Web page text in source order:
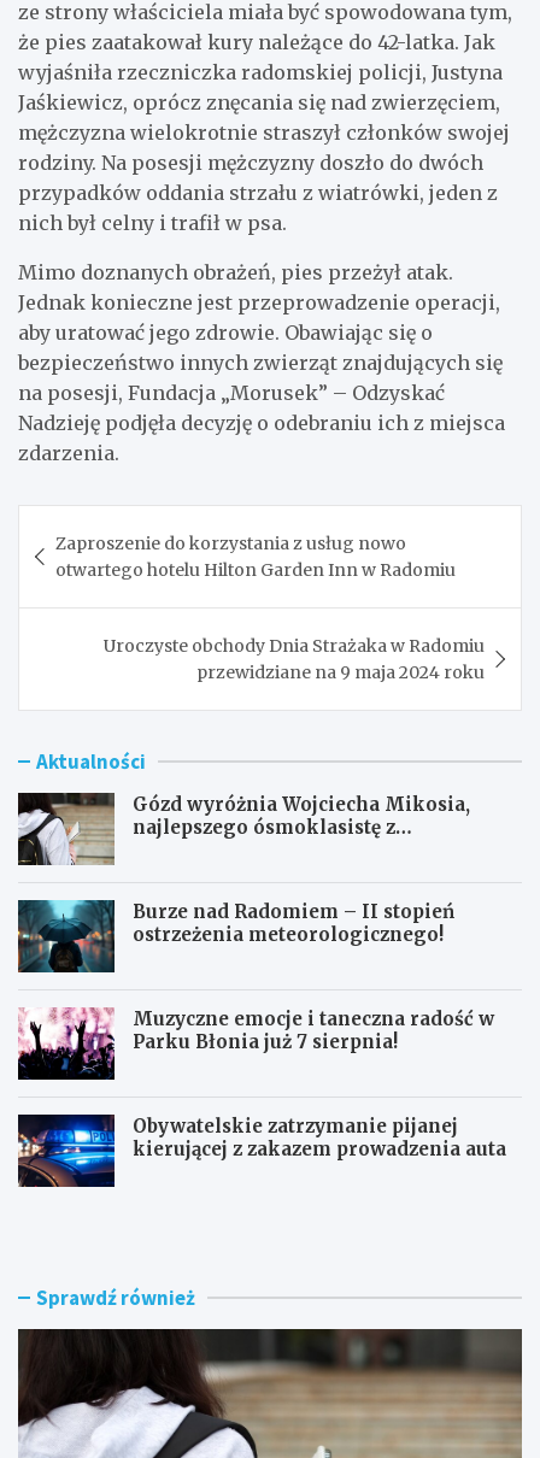
ze strony właściciela miała być spowodowana tym,
że pies zaatakował kury należące do 42-latka. Jak
wyjaśniła rzeczniczka radomskiej policji, Justyna
Jaśkiewicz, oprócz znęcania się nad zwierzęciem,
mężczyzna wielokrotnie straszył członków swojej
rodziny. Na posesji mężczyzny doszło do dwóch
przypadków oddania strzału z wiatrówki, jeden z
nich był celny i trafił w psa.
Mimo doznanych obrażeń, pies przeżył atak.
Jednak konieczne jest przeprowadzenie operacji,
aby uratować jego zdrowie. Obawiając się o
bezpieczeństwo innych zwierząt znajdujących się
na posesji, Fundacja „Morusek” – Odzyskać
Nadzieję podjęła decyzję o odebraniu ich z miejsca
zdarzenia.
wpisu
Zaproszenie do korzystania z usług nowo
otwartego hotelu Hilton Garden Inn w Radomiu
Uroczyste obchody Dnia Strażaka w Radomiu
przewidziane na 9 maja 2024 roku
Aktualności
Gózd wyróżnia Wojciecha Mikosia,
najlepszego ósmoklasistę z
Burze nad Radomiem – II stopień
ostrzeżenia meteorologicznego!
Muzyczne emocje i taneczna radość w
Parku Błonia już 7 sierpnia!
Obywatelskie zatrzymanie pijanej
kierującej z zakazem prowadzenia auta
G
y
a
B
n
o
Sprawdź również